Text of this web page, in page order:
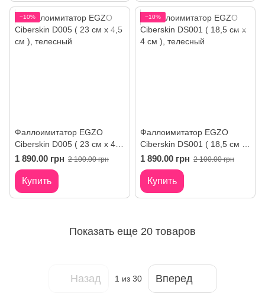
−10%
Фаллоимитатор EGZO
Ciberskin D005 ( 23 см х 4,5
см )
1 890.00 грн 2 100.00 грн
Купить
−10%
Фаллоимитатор EGZO
Ciberskin DS001 ( 18,5 см х
4 см )
1 890.00 грн 2 100.00 грн
Купить
Показать еще 20 товаров
Назад 1 из 30 Вперед